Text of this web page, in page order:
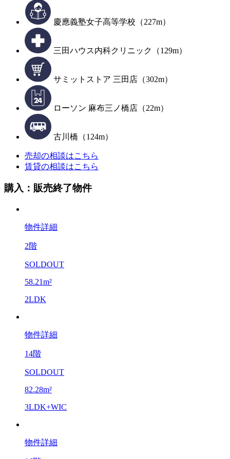
慶應義塾女子高等学校（227m）
三田ハウス内科クリニック（129m）
サミットストア 三田店（302m）
ローソン 麻布三ノ橋店（22m）
古川橋（124m）
売却の相談はこちら
賃貸の相談はこちら
購入：販売終了物件
物件詳細
2階
SOLDOUT
58.21m²
2LDK
物件詳細
14階
SOLDOUT
82.28m²
3LDK+WIC
物件詳細